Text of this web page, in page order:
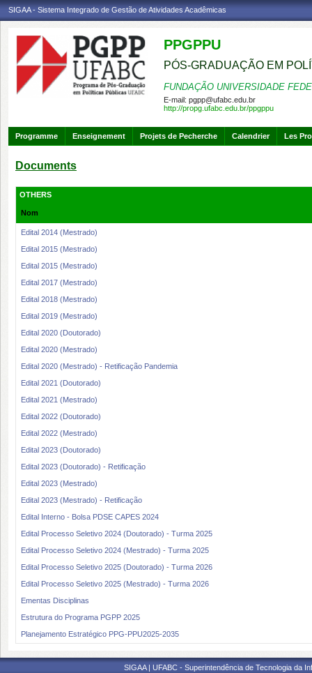
SIGAA - Sistema Integrado de Gestão de Atividades Acadêmicas
PPGPPU
PÓS-GRADUAÇÃO EM
FUNDAÇÃO UNIVERSIDADE
E-mail: pgpp@ufabc.edu.br
http://propg.ufabc.edu.br/ppgppu
Programme Enseignement Projets de Pecherche Calendrier Les
Documents
OTHERS
Nom
Edital 2014 (Mestrado)
Edital 2015 (Mestrado)
Edital 2015 (Mestrado)
Edital 2017 (Mestrado)
Edital 2018 (Mestrado)
Edital 2019 (Mestrado)
Edital 2020 (Doutorado)
Edital 2020 (Mestrado)
Edital 2020 (Mestrado) - Retificação Pandemia
Edital 2021 (Doutorado)
Edital 2021 (Mestrado)
Edital 2022 (Doutorado)
Edital 2022 (Mestrado)
Edital 2023 (Doutorado)
Edital 2023 (Doutorado) - Retificação
Edital 2023 (Mestrado)
Edital 2023 (Mestrado) - Retificação
Edital Interno - Bolsa PDSE CAPES 2024
Edital Processo Seletivo 2024 (Doutorado) - Turma 2025
Edital Processo Seletivo 2024 (Mestrado) - Turma 2025
Edital Processo Seletivo 2025 (Doutorado) - Turma 2026
Edital Processo Seletivo 2025 (Mestrado) - Turma 2026
Ementas Disciplinas
Estrutura do Programa PGPP 2025
Planejamento Estratégico PPG-PPU2025-2035
SIGAA | UFABC - Superintendência de Tecnologia da